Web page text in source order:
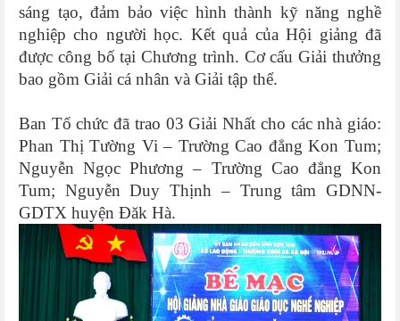
sáng tạo, đảm bảo việc hình thành kỹ năng nghề
nghiệp cho người học. Kết quả của Hội giảng đã
được công bố tại Chương trình. Cơ cấu Giải thưởng
bao gồm Giải cá nhân và Giải tập thể.
Ban Tổ chức đã trao 03 Giải Nhất cho các nhà giáo:
Phan Thị Tường Vi – Trường Cao đẳng Kon Tum;
Nguyễn Ngọc Phương – Trường Cao đẳng Kon
Tum; Nguyễn Duy Thịnh – Trung tâm GDNN-
GDTX huyện Đăk Hà.